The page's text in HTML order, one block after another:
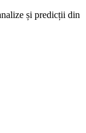
și predicții din